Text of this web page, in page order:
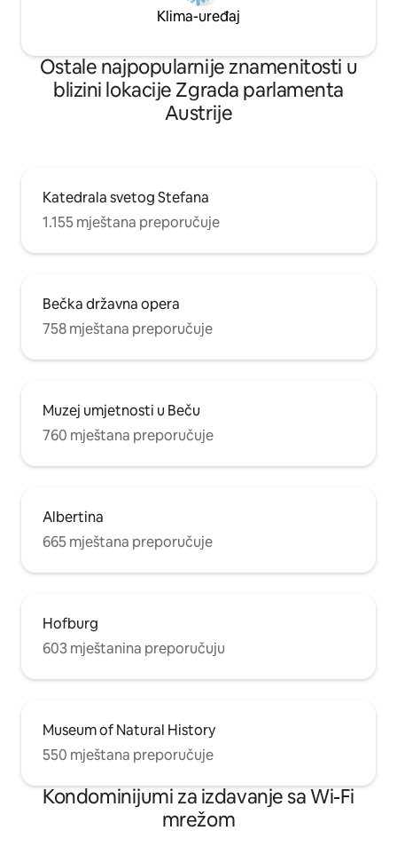
Klima-uređaj
Ostale najpopularnije znamenitosti u
blizini lokacije Zgrada parlamenta
Austrije
Katedrala svetog Stefana
1.155 mještana preporučuje
Bečka državna opera
758 mještana preporučuje
Muzej umjetnosti u Beču
760 mještana preporučuje
Albertina
665 mještana preporučuje
Hofburg
603 mještanina preporučuju
Museum of Natural History
550 mještana preporučuje
Kondominijumi za izdavanje sa Wi-Fi
mrežom